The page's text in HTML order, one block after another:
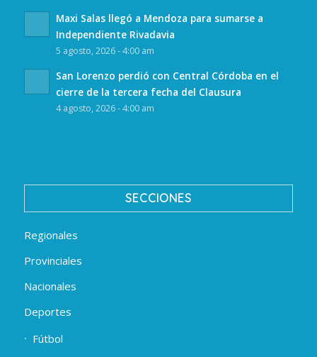
Maxi Salas llegó a Mendoza para sumarse a
Independiente Rivadavia
5 agosto, 2026 - 4:00 am
San Lorenzo perdió con Central Córdoba en el
cierre de la tercera fecha del Clausura
4 agosto, 2026 - 4:00 am
SECCIONES
Regionales
Provinciales
Nacionales
Deportes
Fútbol